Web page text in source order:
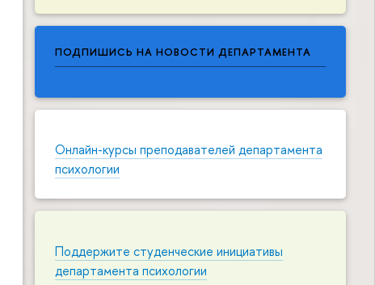
ПОДПИШИСЬ НА НОВОСТИ ДЕПАРТАМЕНТА
Онлайн-курсы преподавателей департамента
психологии
Поддержите студенческие инициативы
департамента психологии